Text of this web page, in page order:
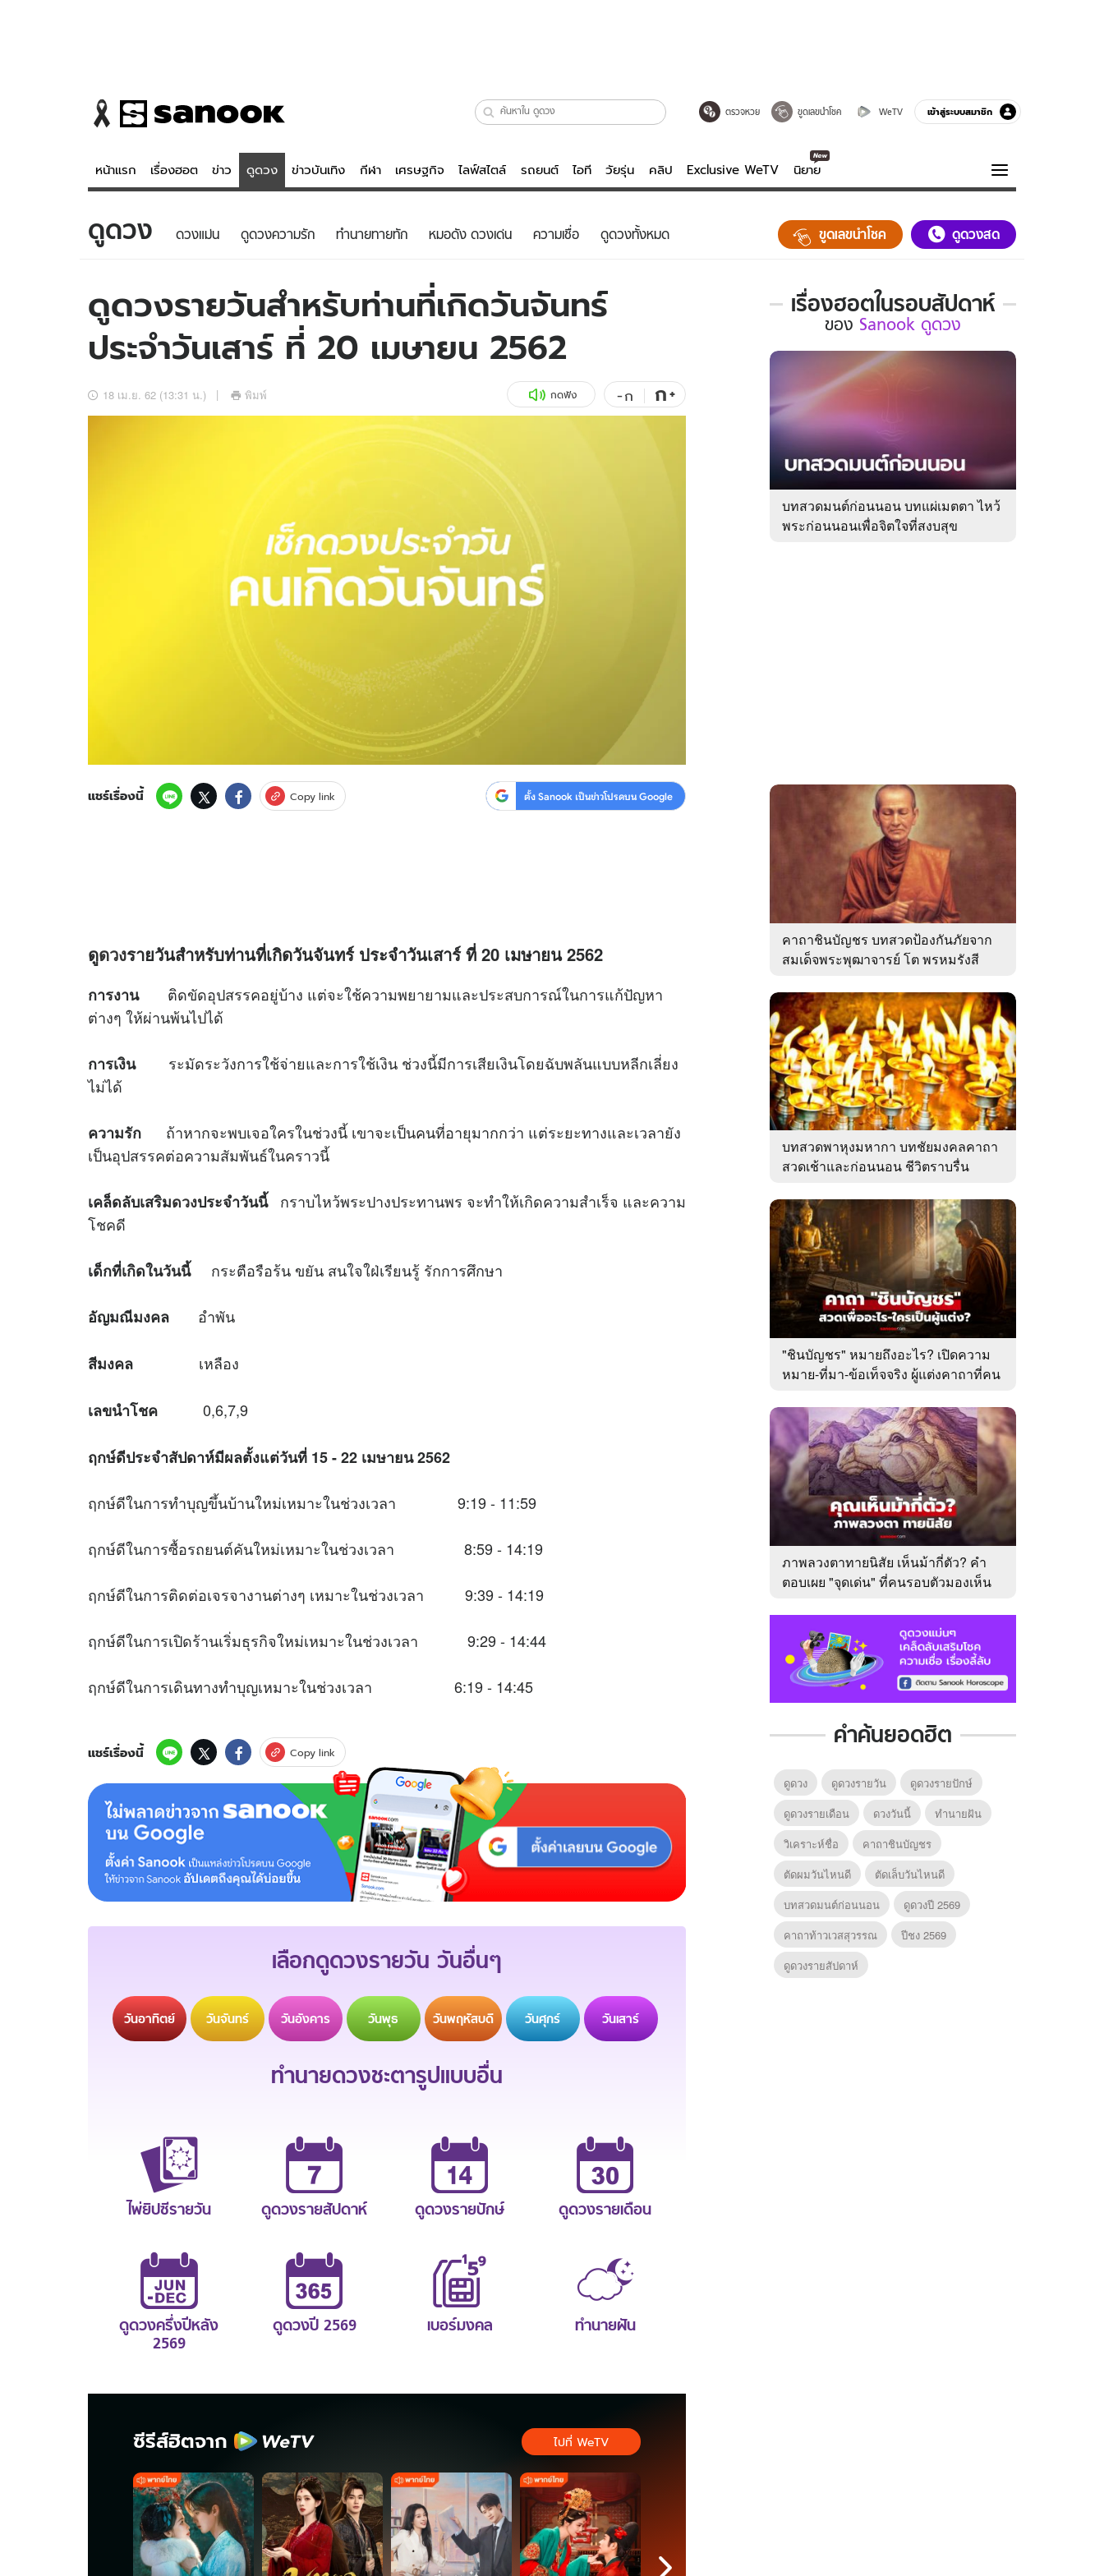
ตรวจหวย ขูดเลขนำโชค WeTV เข้าสู่ระบบสมาชิก
หน้าแรก เรื่องฮอต ข่าว ดูดวง ข่าวบันเทิง กีฬา เศรษฐกิจ ไลฟ์สไตล์ รถยนต์ ไอที วัยรุ่น คลิป Exclusive WeTV นิยาย
ข่าว
ข่าวบันเทิง
ข่าวกีฬา
ข่าวเศรษฐกิจ
อัปเดตจีน
เช็กข่าวชัวร์
ดูดวง - ตรวจหวย
สถิติหวยไทย
หวยลาว
ไลฟ์สไตล์
วัยรุ่น
ไอที
รถยนต์
สุขภาพ
เที่ยว-กิน
Sanook Choice
ดูทีวี
WeTV
ความรู้รอบตัว
ฮาวทู
ติดตามสนุกโซเชียลได้ที่
บริษัท อิมเมจ ฟิวเจอร์ (ประเทศไทย) จำกัด
ดูดวง ดวงแม่น ดูดวงความรัก ทํานายทายทัก หมอดัง ดวงเด่น ความเชื่อ ดูดวงทั้งหมด ขูดเลขนำโชค ดูดวงสด
ดูดวงรายวันสำหรับท่านที่เกิดวันจันทร์
ประจำวันเสาร์ ที่ 20 เมษายน 2562
18 เม.ย. 62 (13:31 น.) พิมพ์ กดฟัง -ก ก+
แชร์เรื่องนี้ Copy link ตั้ง Sanook เป็นข่าวโปรดบน Google
ดูดวงรายวันสำหรับท่านที่เกิดวันจันทร์ ประจำวันเสาร์ ที่ 20 เมษายน 2562
การงานติดขัดอุปสรรคอยู่บ้าง แต่จะใช้ความพยายามและประสบการณ์ในการแก้ปัญหา
ต่างๆ ให้ผ่านพ้นไปได้
การเงินระมัดระวังการใช้จ่ายและการใช้เงิน ช่วงนี้มีการเสียเงินโดยฉับพลันแบบหลีกเลี่ยง
ไม่ได้
ความรัก ถ้าหากจะพบเจอใครในช่วงนี้ เขาจะเป็นคนที่อายุมากกว่า แต่ระยะทางและเวลายัง
เป็นอุปสรรคต่อความสัมพันธ์ในคราวนี้
เคล็ดลับเสริมดวงประจำวันนี้กราบไหว้พระปางประทานพร จะทำให้เกิดความสำเร็จ และความ
โชคดี
เด็กที่เกิดในวันนี้กระตือรือร้น ขยัน สนใจใฝ่เรียนรู้ รักการศึกษา
อัญมณีมงคล อำพัน
สีมงคล เหลือง
เลขนำโชค 0,6,7,9
ฤกษ์ดีประจำสัปดาห์มีผลตั้งแต่วันที่ 15 - 22 เมษายน 2562
ฤกษ์ดีในการทำบุญขึ้นบ้านใหม่เหมาะในช่วงเวลา 9:19 - 11:59
ฤกษ์ดีในการซื้อรถยนต์คันใหม่เหมาะในช่วงเวลา 8:59 - 14:19
ฤกษ์ดีในการติดต่อเจรจางานต่างๆ เหมาะในช่วงเวลา 9:39 - 14:19
ฤกษ์ดีในการเปิดร้านเริ่มธุรกิจใหม่เหมาะในช่วงเวลา 9:29 - 14:44
ฤกษ์ดีในการเดินทางทำบุญเหมาะในช่วงเวลา 6:19 - 14:45
แชร์เรื่องนี้ Copy link
เลือกดูดวงรายวัน วันอื่นๆ
วันอาทิตย์ วันจันทร์ วันอังคาร วันพุธ วันพฤหัสบดี วันศุกร์ วันเสาร์
ทำนายดวงชะตารูปแบบอื่น
ไพ่ยิปซีรายวัน ดูดวงรายสัปดาห์ ดูดวงรายปักษ์ ดูดวงรายเดือน
ดูดวงครึ่งปีหลัง
2569
ดูดวงปี 2569 เบอร์มงคล ทำนายฝัน
ซีรีส์ฮิตจาก ไปที่ WeTV
เรื่องฮอตในรอบสัปดาห์
เรื่อง
ใน
รอบ
ของ
Sanook
ดูด
ของ Sanook ดูดวง
บทสวดมนต์ก่อนนอน บทแผ่เมตตา ไหว้
พระก่อนนอนเพื่อจิตใจที่สงบสุข
คาถาชินบัญชร บทสวดป้องกันภัยจาก
สมเด็จพระพุฒาจารย์ โต พรหมรังสี
บทสวดพาหุงมหากา บทชัยมงคลคาถา
สวดเช้าและก่อนนอน ชีวิตราบรื่น
"ชินบัญชร" หมายถึงอะไร? เปิดความ
หมาย-ที่มา-ข้อเท็จจริง ผู้แต่งคาถาที่คน
ภาพลวงตาทายนิสัย เห็นม้ากี่ตัว? คำ
ตอบเผย "จุดเด่น" ที่คนรอบตัวมองเห็น
คำค้นยอดฮิต
ดูดวง ดูดวงรายวัน
ดูดวงรายปักษ์
ดูดวงรายเดือน
ดวงวันนี้
ทํานายฝัน
วิเคราะห์ชื่อ
คาถาชินบัญชร
ตัดผมวันไหนดี
ตัดเล็บวันไหนดี
บทสวดมนต์ก่อนนอน
ดูดวงปี 2569
คาถาท้าวเวสสุวรรณ
ปีชง 2569
ดูดวงรายสัปดาห์